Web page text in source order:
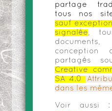
partage
tous nos
sauf
signalée,
conception
partagés
Creative
SA 4.0
dans les
Voir aussi